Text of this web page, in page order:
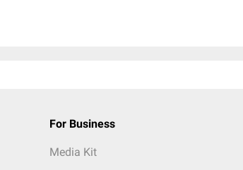
For Business
Media Kit